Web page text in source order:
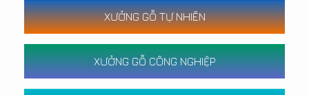
XƯỞNG GỖ TỰ NHIÊN
XƯỞNG GỖ CÔNG NGHIỆP